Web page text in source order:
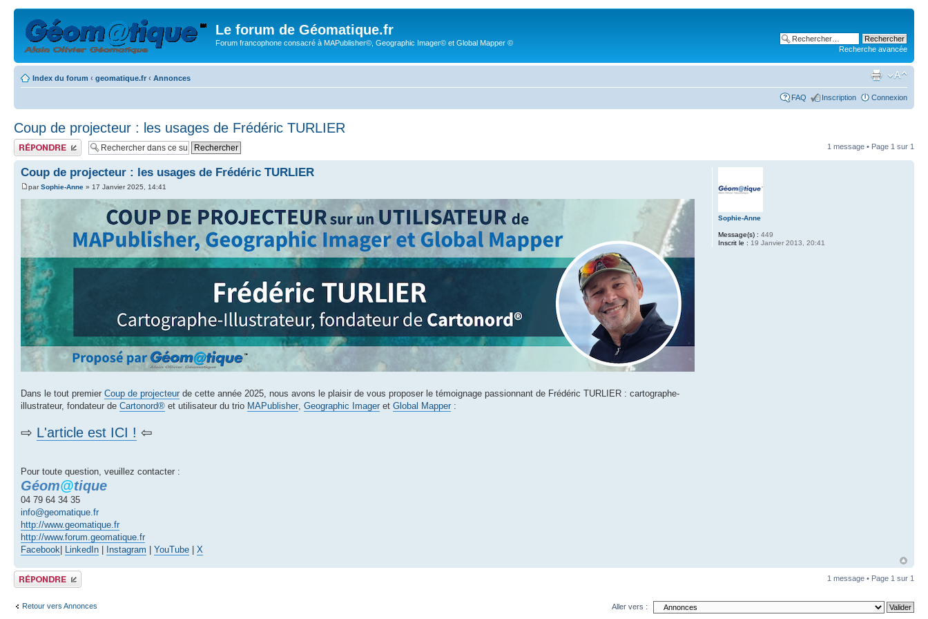
Le forum de Géomatique.fr
Forum francophone consacré à MAPublisher©, Geographic Imager© et Global Mapper ©
Recherche avancée
Index du forum ‹ geomatique.fr ‹ Annonces
FAQ Inscription Connexion
Coup de projecteur : les usages de Frédéric TURLIER
Publier une réponse 1 message • Page 1 sur 1
Coup de projecteur : les usages de Frédéric TURLIER
parSophie-Anne » 17 Janvier 2025, 14:41
Dans le tout premier Coup de projecteur de cette année 2025, nous avons le plaisir de vous proposer le témoignage passionnant de Frédéric TURLIER : cartographe-
illustrateur, fondateur de Cartonord® et utilisateur du trio MAPublisher Geographic Imager et Global Mapper :
⇨ L'article est ICI ! ⇦
Pour toute question, veuillez contacter :
Géom@tique
04 79 64 34 35
info@geomatique.fr
http://www.geomatique.fr
http://www.forum.geomatique.fr
Facebook| LinkedIn | Instagram | YouTube | X
Sophie-Anne
Message(s) : 449
Inscrit le : 19 Janvier 2013, 20:41
Publier une réponse 1 message • Page 1 sur 1
Retour vers Annonces Aller vers :